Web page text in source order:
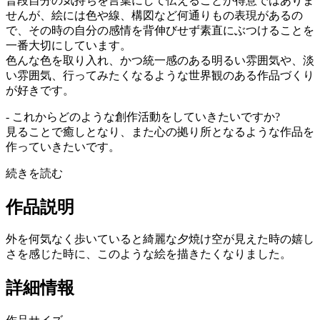
せんが、絵には色や線、構図など何通りもの表現があるの
で、その時の自分の感情を背伸びせず素直にぶつけることを
一番大切にしています。
色んな色を取り入れ、かつ統一感のある明るい雰囲気や、淡
い雰囲気、行ってみたくなるような世界観のある作品づくり
が好きです。
- これからどのような創作活動をしていきたいですか?
見ることで癒しとなり、また心の拠り所となるような作品を
作っていきたいです。
続きを読む
作品説明
外を何気なく歩いていると綺麗な夕焼け空が見えた時の嬉し
さを感じた時に、このような絵を描きたくなりました。
詳細情報